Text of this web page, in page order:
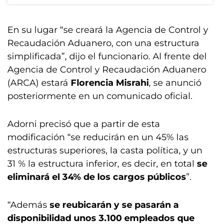
En su lugar “se creará la Agencia de Control y
Recaudación Aduanero, con una estructura
simplificada”, dijo el funcionario. Al frente del
Agencia de Control y Recaudación Aduanero
(ARCA) estará Florencia Misrahi, se anunció
posteriormente en un comunicado oficial.
Adorni precisó que a partir de esta
modificación “se reducirán en un 45% las
estructuras superiores, la casta política, y un
31 % la estructura inferior, es decir, en total se
eliminará el 34% de los cargos públicos”.
“Además se reubicarán y se pasarán a
disponibilidad unos 3.100 empleados que